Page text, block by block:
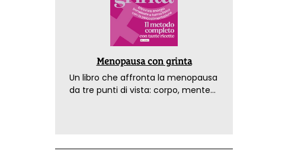
Menopausa con grinta
Un libro che affronta la menopausa
da tre punti di vista: corpo, mente